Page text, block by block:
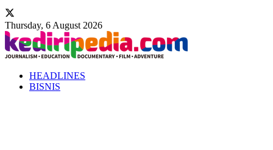
Thursday, 6 August 2026
HEADLINES
BISNIS